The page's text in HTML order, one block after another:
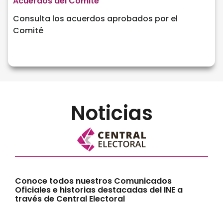
Consulta los acuerdos aprobados por el
Comité
Noticias
Conoce todos nuestros Comunicados
Oficiales e historias destacadas del INE a
través de Central Electoral